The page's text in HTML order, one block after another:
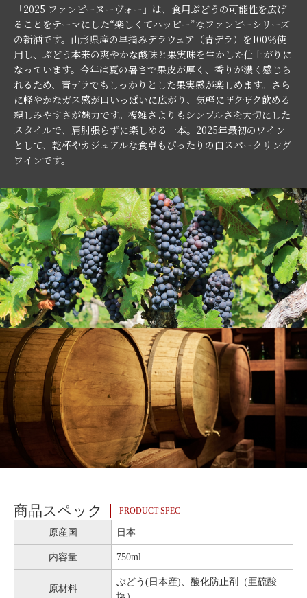
「2025 ファンピーヌーヴォー」は、食用ぶどうの可能性を広げ
ることをテーマにした“楽しくてハッピー”なファンピーシリーズ
の新酒です。山形県産の早摘みデラウェア（青デラ）を100％使
用し、ぶどう本来の爽やかな酸味と果実味を生かした仕上がりに
なっています。今年は夏の暑さで果皮が厚く、香りが濃く感じら
れるため、青デラでもしっかりとした果実感が楽しめます。さら
に軽やかなガス感が口いっぱいに広がり、気軽にザクザク飲める
親しみやすさが魅力です。複雑さよりもシンプルさを大切にした
スタイルで、肩肘張らずに楽しめる一本。2025年最初のワイン
として、乾杯やカジュアルな食卓もぴったりの白スパークリング
ワインです。
商品スペック PRODUCT SPEC
原産国 日本
内容量 750ml
原材料
ぶどう(日本産)、酸化防止剤（亜硫酸